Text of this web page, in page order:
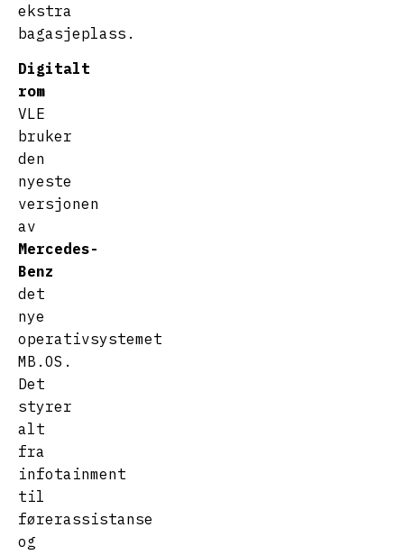
ekstra
bagasjeplass.
Digitalt
rom
VLE
bruker
den
nyeste
versjonen
av
Mercedes-
Benz
det
nye
operativsystemet
MB.OS.
Det
styrer
alt
fra
infotainment
til
førerassistanse
og